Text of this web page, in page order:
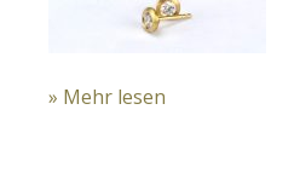
» Mehr lesen